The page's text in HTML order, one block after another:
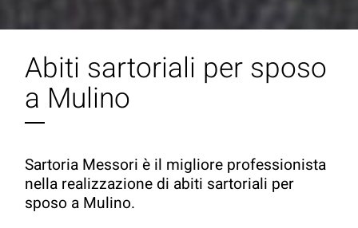
Abiti sartoriali per sposo
a Mulino
Sartoria Messori è il migliore professionista
nella realizzazione di abiti sartoriali per
sposo a Mulino.